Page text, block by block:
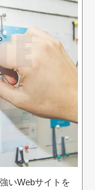
いWebサイトを